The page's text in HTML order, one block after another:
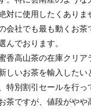
対に使用したくありま
会社でも最も動くお
んでおります。
香高山茶の在庫クリ
しいお茶を輸入した
特別割引セールを行っ
茶ですが、値段がや